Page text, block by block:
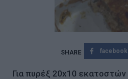
facebook
Για πυρέξ 20x10 εκατοστών